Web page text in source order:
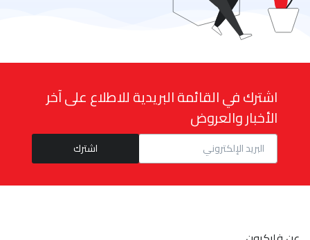
اشترك في القائمة البريدية للاطلاع على آخر
الأخبار والعروض